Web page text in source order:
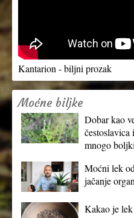
Kantarion - biljni prozak
Moćne biljke
Dobar kao
mnogo boljki
Moćni lek
jačanje
Kakao je